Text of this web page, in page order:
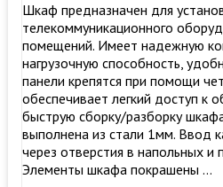
Шкаф предназначен для
телекоммуникационного
помещений. Имеет надежную
нагрузочную способность,
панели крепятся при помощи
обеспечивает легкий доступ к
быструю сборку/разборку
выполнена из стали 1мм. Ввод
через отверстия в напольных и
Элементы шкафа покрашены …